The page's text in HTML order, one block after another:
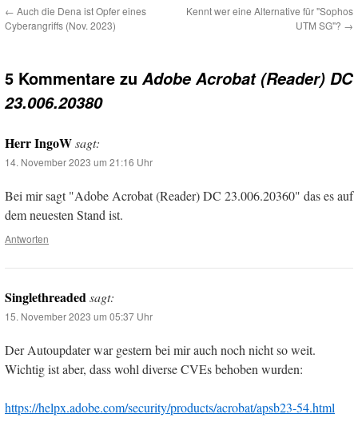
← Auch die Dena ist Opfer eines
Cyberangriffs (Nov. 2023)
Kennt wer eine Alternative für "Sophos
UTM SG"? →
5 Kommentare zu Adobe Acrobat (Reader) DC
23.006.20380
Herr IngoWsagt:
14. November 2023 um 21:16 Uhr
Bei mir sagt "Adobe Acrobat (Reader) DC 23.006.20360" das es auf
dem neuesten Stand ist.
Antworten
Singlethreadedsagt:
15. November 2023 um 05:37 Uhr
Der Autoupdater war gestern bei mir auch noch nicht so weit.
Wichtig ist aber, dass wohl diverse CVEs behoben wurden:
https://helpx.adobe.com/security/products/acrobat/apsb23-54.html